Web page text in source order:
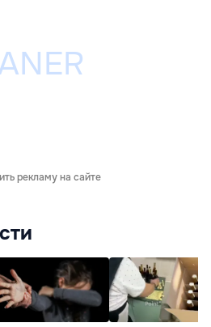
рекламу на сайте